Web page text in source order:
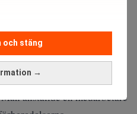
→
och stäng
mer än i fonderna,
som vittnade om hur
var intresserade av
anställde en medarbetare